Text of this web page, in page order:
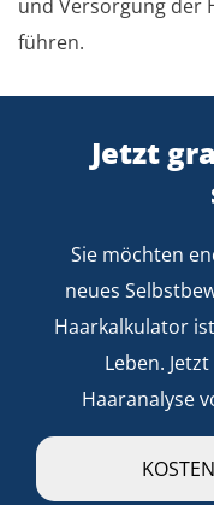
und Versorgung der
führen.
Jetzt
Sie möchten
neues
Haarkalkulator
Leben.
Haaranalyse